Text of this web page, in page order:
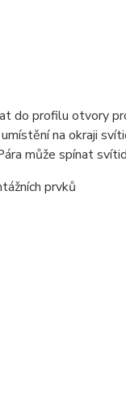
do profilu otvory
na okraji
může spínat
prvků